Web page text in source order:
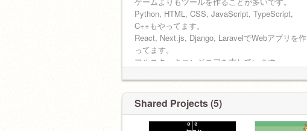
Python, HTML, CSS, JavaScript, TypeScript,
C++もやってます。
React, Next.js, Django, LaravelでWebアプリを作
ってます。
フルスタックエンジニアを志しています。
Shared Projects (5)